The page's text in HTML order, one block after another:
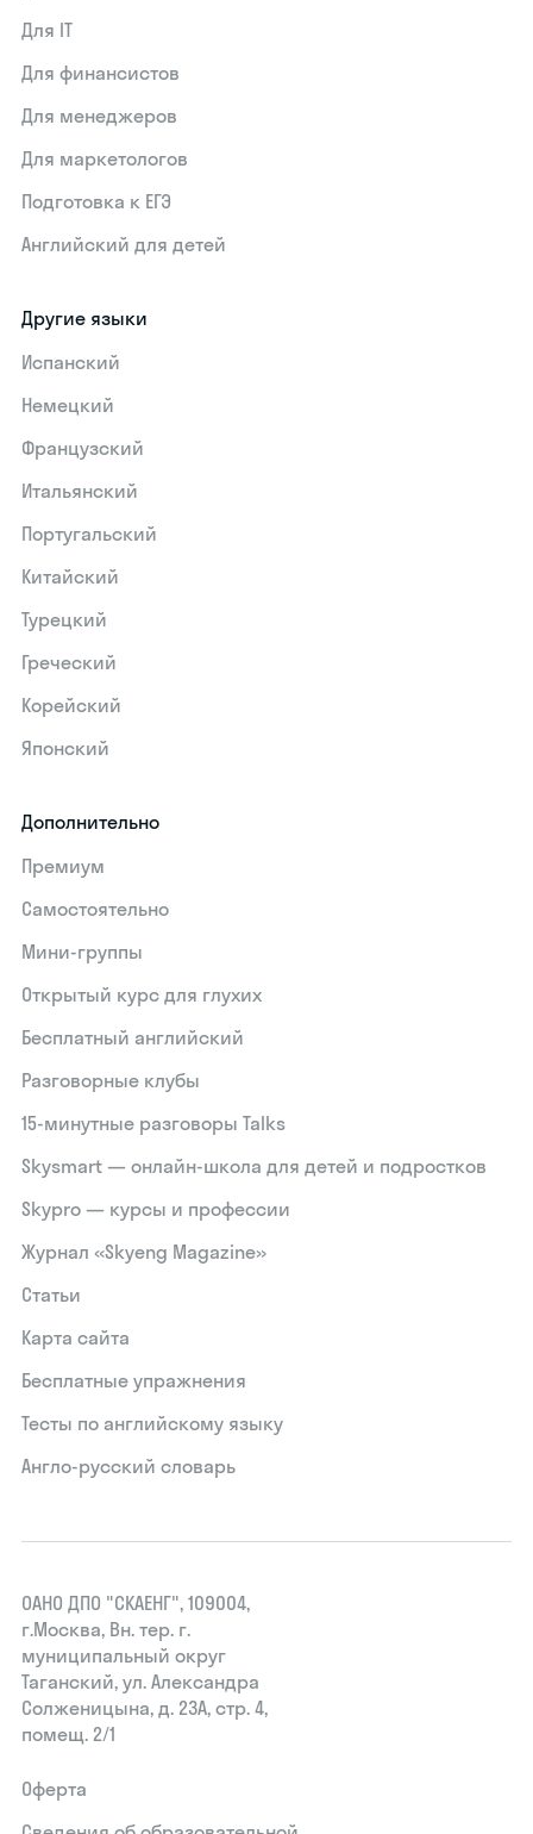
Для IT
Для финансистов
Для менеджеров
Для маркетологов
Подготовка к ЕГЭ
Английский для детей
Другие языки
Испанский
Немецкий
Французский
Итальянский
Португальский
Китайский
Турецкий
Греческий
Корейский
Японский
Дополнительно
Премиум
Самостоятельно
Мини-группы
Открытый курс для глухих
Бесплатный английский
Разговорные клубы
15‑минутные разговоры Talks
Skysmart — онлайн-школа для детей и подростков
Skypro — курсы и профессии
Журнал «Skyeng Magazine»
Статьи
Карта сайта
Бесплатные упражнения
Тесты по английскому языку
Англо-русский словарь
ОАНО ДПО "СКАЕНГ", 109004,
г.Москва, Вн. тер. г.
муниципальный округ
Таганский, ул. Александра
Солженицына, д. 23А, стр. 4,
помещ. 2/1
Оферта